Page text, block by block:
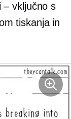
– vključno s
tiskanja in